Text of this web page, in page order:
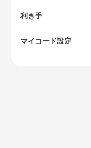
利き手
マイコード設定